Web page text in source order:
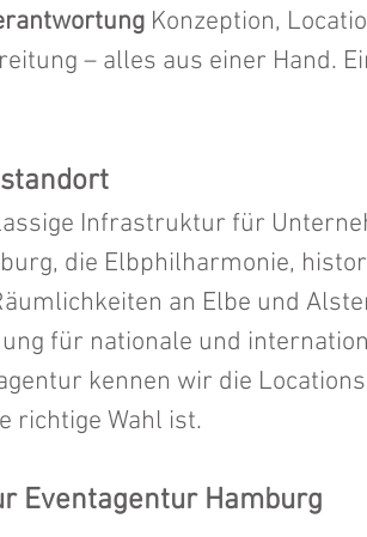
Konzeption,
– alles aus einer Hand.
Infrastruktur für
die Elbphilharmonie,
an Elbe und
für nationale und
kennen wir die
richtige Wahl ist.
Eventagentur Hamburg